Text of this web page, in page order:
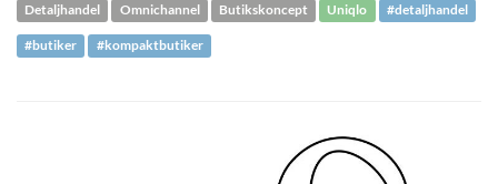
Detaljhandel Omnichannel Butikskoncept Uniqlo #detaljhandel
#butiker #kompaktbutiker